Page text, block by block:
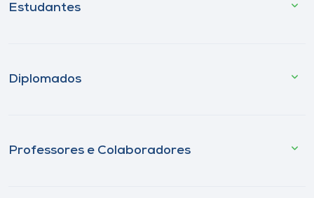
Estudantes
Diplomados
Professores e Colaboradores